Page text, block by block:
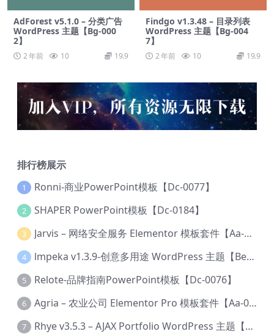
AdForest v5.1.0 – 分类广告
WordPress 主题【Bg-000
2】
2 年前 10 19.9
Findgo v1.3.48 – 目录列表
WordPress 主题【Bg-004
7】
2 年前 10 19.9
排行榜展示
1 Ronni-商业PowerPoint模板【Dc-0077】
2 SHAPER PowerPoint模板【Dc-0184】
3 Jarvis – 网络安全服务 Elementor 模板套件【Aa-0035】
4 lmpeka v1.3.9-创意多用途 WordPress 主题【Be-0064】
5 Relote-品牌指南PowerPoint模板【Dc-0076】
6 Agria – 农业公司 Elementor Pro 模板套件【Aa-0003】
7 Rhye v3.5.3 – AJAX Portfolio WordPress 主题【Bi-0049】